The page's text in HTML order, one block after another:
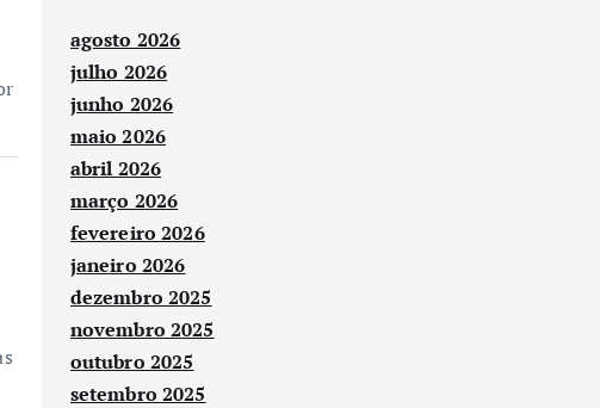
agosto 2026
julho 2026
junho 2026
maio 2026
abril 2026
março 2026
fevereiro 2026
janeiro 2026
dezembro 2025
novembro 2025
outubro 2025
setembro 2025